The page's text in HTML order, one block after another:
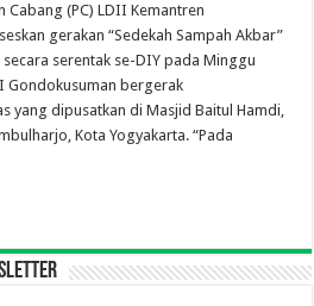
Cabang (PC) LDII Kemantren
gerakan “Sedekah Sampah Akbar”
serentak se-DIY pada Minggu
Gondokusuman bergerak
yang dipusatkan di Masjid Baitul Hamdi,
Kota Yogyakarta. “Pada